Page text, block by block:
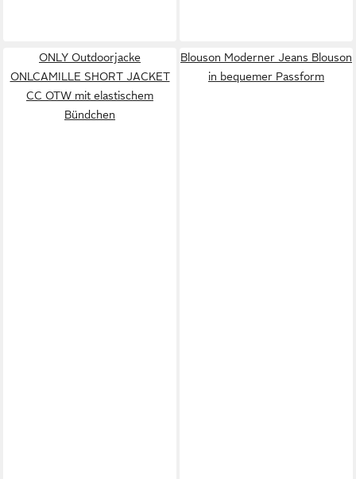
ONLY Outdoorjacke
ONLCAMILLE SHORT JACKET
CC OTW mit elastischem
Bündchen
Blouson Moderner Jeans Blouson
in bequemer Passform